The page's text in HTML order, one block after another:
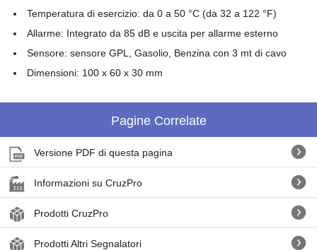
Temperatura di esercizio: da 0 a 50 °C (da 32 a 122 °F)
Allarme: Integrato da 85 dB e uscita per allarme esterno
Sensore: sensore GPL, Gasolio, Benzina con 3 mt di cavo
Dimensioni: 100 x 60 x 30 mm
Pagine Correlate
Versione PDF di questa pagina
Informazioni su CruzPro
Prodotti CruzPro
Prodotti Altri Segnalatori